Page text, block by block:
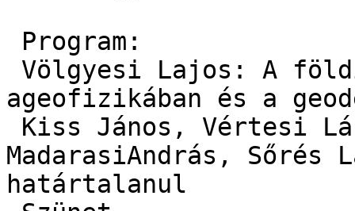
Program:
Völgyesi Lajos: A
ageofizikában és a
Kiss János, Vértesi
MadarasiAndrás,
határtalanul